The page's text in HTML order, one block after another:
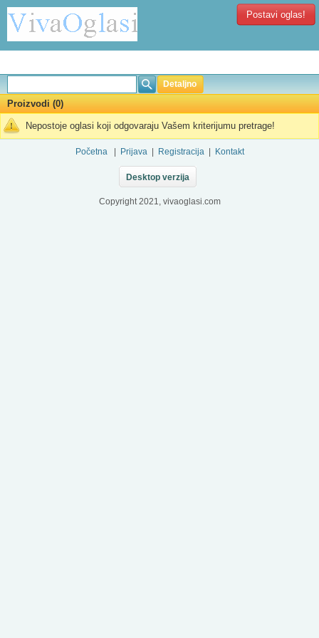
Postavi oglas!
Detaljno
Proizvodi (0)
Nepostoje oglasi koji odgovaraju Vašem kriterijumu pretrage!
Početna Prijava Registracija Kontakt
Desktop verzija
Copyright 2021, vivaoglasi.com